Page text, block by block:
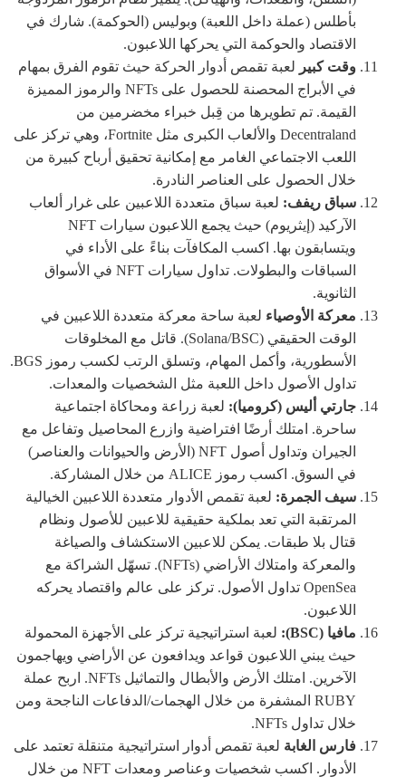
بأطلس (عملة داخل اللعبة) وبوليس (الحوكمة). شارك في
الاقتصاد والحوكمة التي يحركها اللاعبون.
وقت كبيرلعبة تقمص أدوار الحركة حيث تقوم الفرق بمهام
في الأبراج المحصنة للحصول على NFTs والرموز المميزة
القيمة. تم تطويرها من قِبل خبراء مخضرمين من
Decentraland والألعاب الكبرى مثل Fortnite، وهي تركز على
اللعب الاجتماعي الغامر مع إمكانية تحقيق أرباح كبيرة من
خلال الحصول على العناصر النادرة.
سباق ريفف:لعبة سباق متعددة اللاعبين على غرار ألعاب
الآركيد (إيثريوم) حيث يجمع اللاعبون سيارات NFT
ويتسابقون بها. اكسب المكافآت بناءً على الأداء في
السباقات والبطولات. تداول سيارات NFT في الأسواق
الثانوية.
معركة الأوصياءلعبة ساحة معركة متعددة اللاعبين في
الوقت الحقيقي (Solana/BSC). قاتل مع المخلوقات
الأسطورية، وأكمل المهام، وتسلق الرتب لكسب رموز BGS.
تداول الأصول داخل اللعبة مثل الشخصيات والمعدات.
جارتي أليس (كروميا):لعبة زراعة ومحاكاة اجتماعية
ساحرة. امتلك أرضًا افتراضية وازرع المحاصيل وتفاعل مع
الجيران وتداول أصول NFT (الأرض والحيوانات والعناصر)
في السوق. اكسب رموز ALICE من خلال المشاركة.
سيف الجمرة:لعبة تقمص الأدوار متعددة اللاعبين الخيالية
المرتقبة التي تعد بملكية حقيقية للاعبين للأصول ونظام
قتال بلا طبقات. يمكن للاعبين الاستكشاف والصياغة
والمعركة وامتلاك الأراضي (NFTs). تسهّل الشراكة مع
OpenSea تداول الأصول. تركز على عالم واقتصاد يحركه
اللاعبون.
مافيا (BSC):
لعبة استراتيجية تركز على الأجهزة المحمولة
حيث يبني اللاعبون قواعد ويدافعون عن الأراضي ويهاجمون
الآخرين. امتلك الأرض والأبطال والتماثيل NFTs. اربح عملة
RUBY المشفرة من خلال الهجمات/الدفاعات الناجحة ومن
خلال تداول NFTs.
فارس الغابةلعبة تقمص أدوار استراتيجية متنقلة تعتمد على
الأدوار. اكسب شخصيات وعناصر ومعدات NFT من خلال